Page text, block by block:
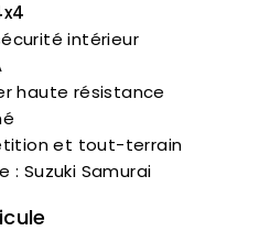
intérieur
haute résistance
et tout-terrain
: Suzuki Samurai